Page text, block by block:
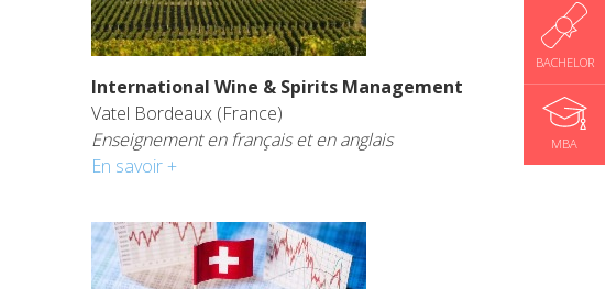
BACHELOR
MBA
International Wine & Spirits Management
Vatel Bordeaux (France)
Enseignement en français et en anglais
En savoir +